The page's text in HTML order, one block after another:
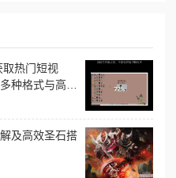
热门短视
种格式与高清
及高效圣石搭